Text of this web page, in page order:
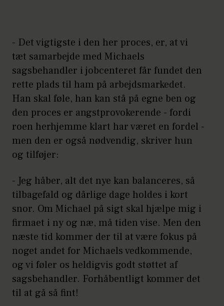
- Det vigtigste i den her proces, er, at vi
tæt samarbejde med Michaels
sagsbehandler i jobcenteret får fundet den
rette plads til ham på arbejdsmarkedet.
Han skal føle, han kan stå på egne ben og
den proces er angstprovokerende - fordi
roen herhjemme klart har været en fordel -
men den er også nødvendig, skriver hun
og tilføjer:
- Jeg håber, alt det nye kan balanceres, så
tilbagefald og dårlige dage holdes i kort
snor. Om Michael på sigt skal hjælpe mig i
firmaet i ny og næ, må tiden vise. Men den
næste tid kommer der til at være fokus på
noget andet for Michaels vedkommende,
og vi føler os heldigvis godt støttet af
sagsbehandler. Forhåbentligt kommer det
til at gå så fint!